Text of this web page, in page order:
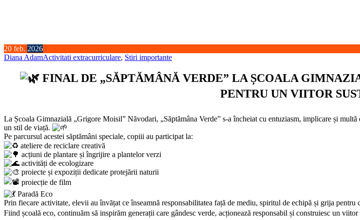
20 feb. 2026
Diana AdamActivitati extracurriculare, Stiri importante
FINAL DE „SĂPTĂMÂNĂ VERDE” LA ȘCOALA
PENTRU UN VIITOR
La Școala Gimnazială „Grigore Moisil” Năvodari, „Săptămâna Verde” s-a încheiat cu entuziasm, implicare și
un stil de viață.
Pe parcursul acestei săptămâni speciale, copiii au participat la:
ateliere de reciclare creativă
acțiuni de plantare și îngrijire a plantelor verzi
activități de ecologizare
proiecte și expoziții dedicate protejării naturii
proiecție de film
Paradă Eco
Prin fiecare activitate, elevii au învățat ce înseamnă responsabilitatea față de mediu, spiritul de echipă și grija pentru
Fiind școală eco, continuăm să inspirăm generații care gândesc verde, acționează responsabil și construiesc un